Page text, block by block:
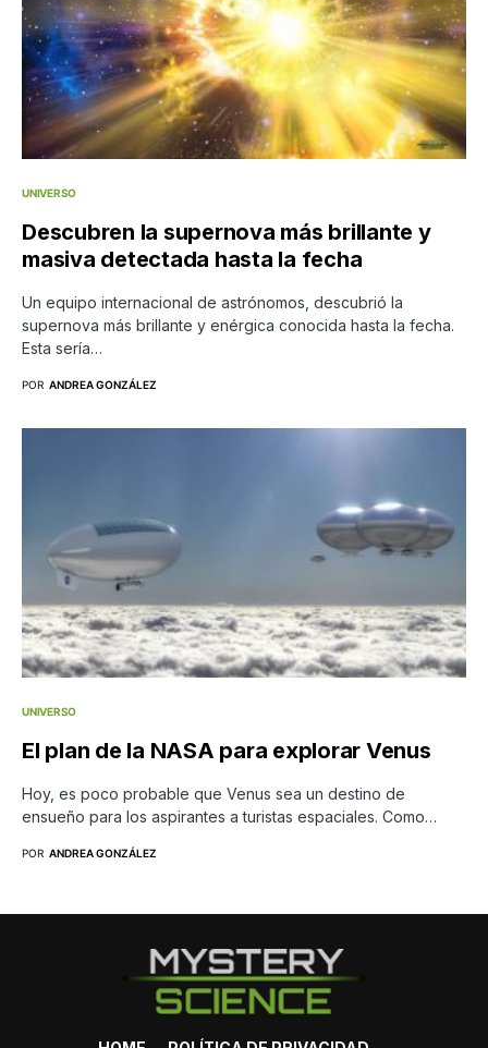
UNIVERSO
Descubren la supernova más brillante y
masiva detectada hasta la fecha
Un equipo internacional de astrónomos, descubrió la
supernova más brillante y enérgica conocida hasta la fecha.
Esta sería…
POR ANDREA GONZÁLEZ
UNIVERSO
El plan de la NASA para explorar Venus
Hoy, es poco probable que Venus sea un destino de
ensueño para los aspirantes a turistas espaciales. Como…
POR ANDREA GONZÁLEZ